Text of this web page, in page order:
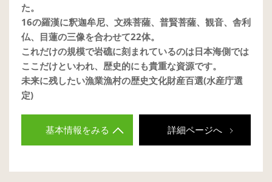
た。
16の羅漢に釈迦牟尼、文殊菩薩、普賢菩薩、観音、舎利
仏、目蓮の三像を合わせて22体。
これだけの規模で岩礁に刻まれているのは日本海側では
ここだけといわれ、歴史的にも貴重な資源です。
未来に残したい漁業漁村の歴史文化財産百選(水産庁選
定)
基本情報をみる 詳細ページへ